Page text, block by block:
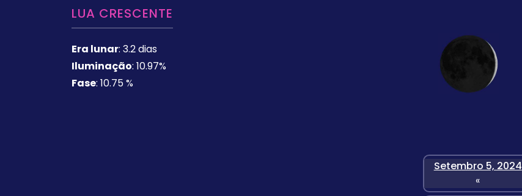
LUA CRESCENTE
Era lunar: 3.2 dias
Iluminação: 10.97%
Fase: 10.75 %
Setembro 5, 2024
«